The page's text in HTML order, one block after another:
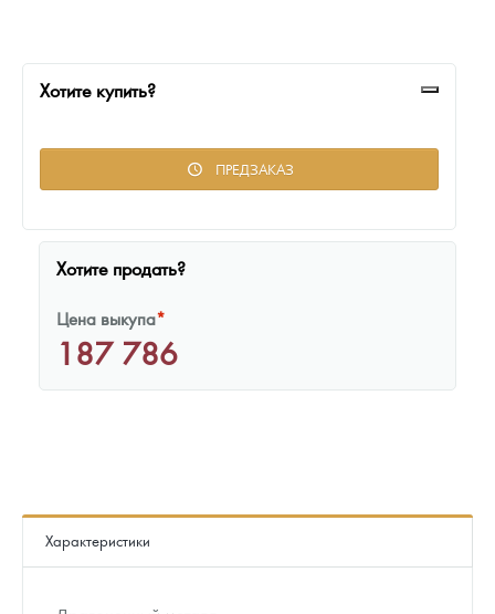
Наборы подарочных и коллекционных монет
Монеты и жетоны из недрагоценных металлов
Хотите купить?
ПРЕДЗАКАЗ
Хотите продать?
Цена выкупа*
187 786
Характеристики